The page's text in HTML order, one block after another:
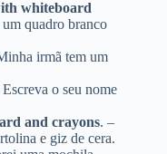
whiteboard
quadro branco
irmã tem um
o seu nome
and crayons. –
e giz de cera.